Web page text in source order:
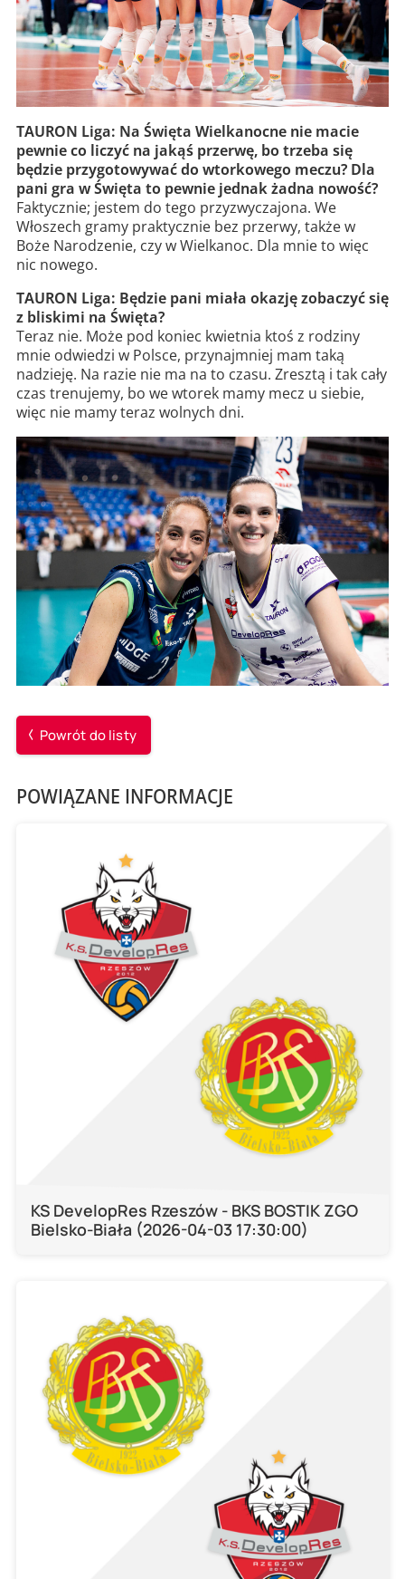
TAURON Liga: Na Święta Wielkanocne nie macie
pewnie co liczyć na jakąś przerwę, bo trzeba się
będzie przygotowywać do wtorkowego meczu? Dla
pani gra w Święta to pewnie jednak żadna nowość?
Faktycznie; jestem do tego przyzwyczajona. We
Włoszech gramy praktycznie bez przerwy, także w
Boże Narodzenie, czy w Wielkanoc. Dla mnie to więc
nic nowego.
TAURON Liga: Będzie pani miała okazję zobaczyć się
z bliskimi na Święta?
Teraz nie. Może pod koniec kwietnia ktoś z rodziny
mnie odwiedzi w Polsce, przynajmniej mam taką
nadzieję. Na razie nie ma na to czasu. Zresztą i tak cały
czas trenujemy, bo we wtorek mamy mecz u siebie,
więc nie mamy teraz wolnych dni.
Powrót do listy
POWIĄZANE INFORMACJE
KS DevelopRes Rzeszów - BKS BOSTIK ZGO
Bielsko-Biała (2026-04-03 17:30:00)